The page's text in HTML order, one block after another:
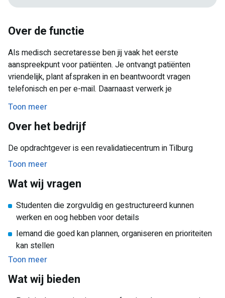
Over de functie
Als medisch secretaresse ben jij vaak het eerste
aanspreekpunt voor patiënten. Je ontvangt patiënten
vriendelijk, plant afspraken in en beantwoordt vragen
telefonisch en per e-mail. Daarnaast verwerk je
administratieve gegevens zorgvuldig in het systeem en
ondersteun je de vakgroep bij diverse administratieve
werkzaamheden.
Je houdt je onder andere bezig met:
Het plannen en beheren van spreekuren en afspraken;
Het beantwoorden van vragen van patiënten en
zorgverleners;
Het verwerken en controleren van administratieve
gegevens;
Het ondersteunen van de vakgroep bij dagelijkse
werkzaamheden;
Het bewaken van overzicht en prioriteiten, ook tijdens
drukke momenten.
Toon meer
Over het bedrijf
De opdrachtgever is een revalidatiecentrum in Tilburg
Toon meer
Wat wij vragen
Studenten die zorgvuldig en gestructureerd kunnen
werken en oog hebben voor details
Iemand die goed kan plannen, organiseren en prioriteiten
kan stellen
Proactief, zelfstandig en verantwoordelijk
Handig met computers en digitale systemen; ervaring met
Toon meer
Wat wij bieden